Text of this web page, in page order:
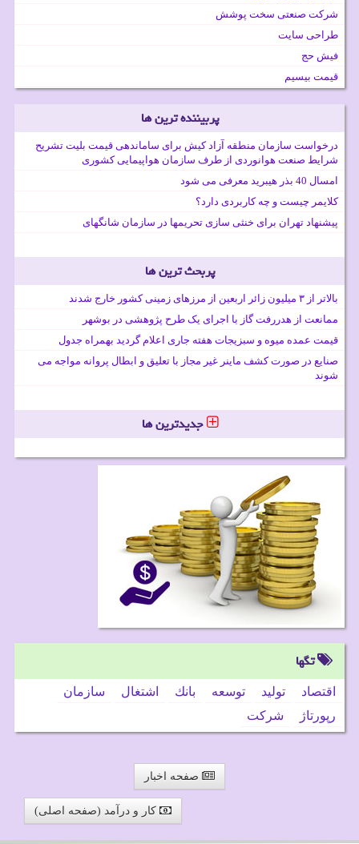
شرکت صنعتی سخت پوشش
طراحی سایت
فیش حج
قیمت بیسیم
پربیننده ترین ها
درخواست سازمان منطقه آزاد کیش برای ساماندهی قیمت بلیت تشریح
شرایط صنعت هوانوردی از طرف سازمان هواپیمایی کشوری
امسال 40 بذر هیبرید معرفی می شود
کلایمر چیست و چه کاربردی دارد؟
پیشنهاد تهران برای خنثی سازی تحریمها در سازمان شانگهای
پربحث ترین ها
بالاتر از ۳ میلیون زائر اربعین از مرزهای زمینی کشور خارج شدند
ممانعت از هدررفت گاز با اجرای یک طرح پژوهشی در بوشهر
قیمت عمده میوه و سبزیجات هفته جاری اعلام گردید بهمراه جدول
صنایع در صورت کشف ماینر غیر مجاز با تعلیق و ابطال پروانه مواجه می
شوند
جدیدترین ها
تگها
اقتصاد تولید توسعه بانك اشتغال
سازمان
رپورتاژ
شركت
صفحه اخبار
کار و درآمد (صفحه اصلی)